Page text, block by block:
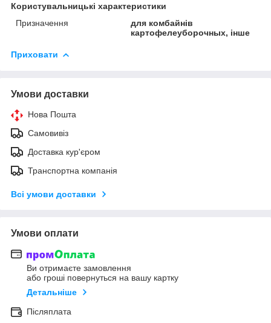
Користувальницькі характеристики
Призначення
для комбайнів
картофелеуборочных, інше
Приховати
Умови доставки
Нова Пошта
Самовивіз
Доставка кур'єром
Транспортна компанія
Всі умови доставки
Умови оплати
Ви отримаєте замовлення
або гроші повернуться на вашу картку
Детальніше
Післяплата